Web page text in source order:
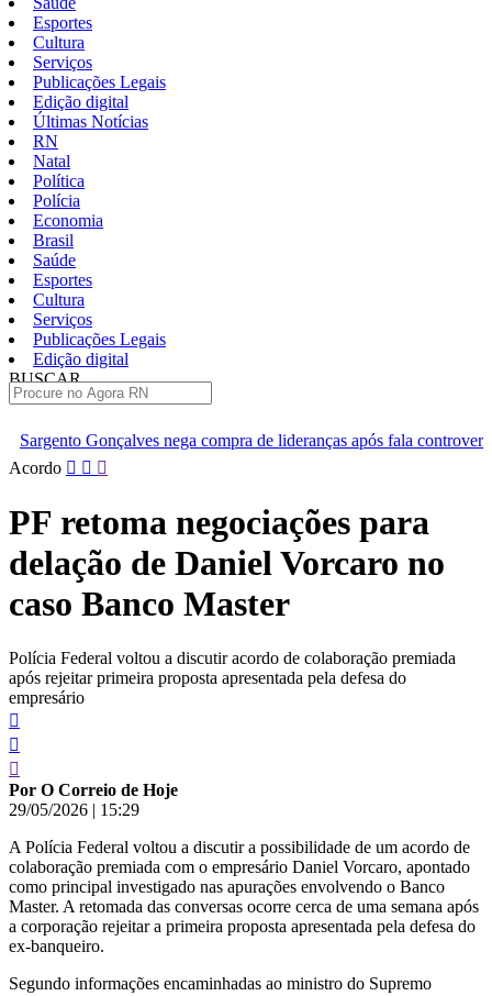
Esportes
Cultura
Serviços
Publicações Legais
Edição digital
Últimas Notícias
RN
Natal
Política
Polícia
Economia
Brasil
Saúde
Esportes
Cultura
Serviços
Publicações Legais
Edição digital
BUSCAR
compra de lideranças após fala controversa em entrevista
Pular
conteúdo
Acordo
PF retoma negociações para
delação de Daniel Vorcaro no
caso Banco Master
Polícia Federal voltou a discutir acordo de colaboração premiada
após rejeitar primeira proposta apresentada pela defesa do
empresário
Por O Correio de Hoje
29/05/2026 | 15:29
A Polícia Federal voltou a discutir a possibilidade de um acordo de
colaboração premiada com o empresário Daniel Vorcaro, apontado
como principal investigado nas apurações envolvendo o Banco
Master. A retomada das conversas ocorre cerca de uma semana após
a corporação rejeitar a primeira proposta apresentada pela defesa do
ex-banqueiro.
Segundo informações encaminhadas ao ministro do Supremo